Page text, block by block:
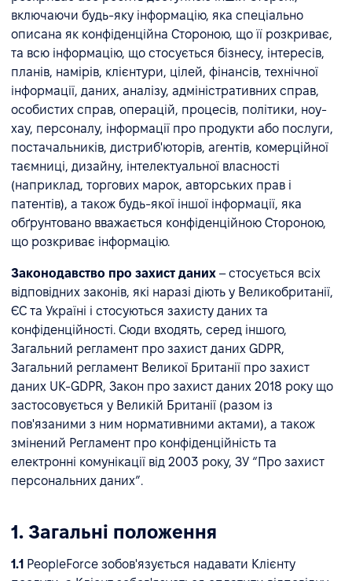
включаючи будь-яку інформацію, яка спеціально
описана як конфіденційна Стороною, що її розкриває,
та всю інформацію, що стосується бізнесу, інтересів,
планів, намірів, клієнтури, цілей, фінансів, технічної
інформації, даних, аналізу, адміністративних справ,
особистих справ, операцій, процесів, політики, ноу-
хау, персоналу, інформації про продукти або послуги,
постачальників, дистриб'юторів, агентів, комерційної
таємниці, дизайну, інтелектуальної власності
(наприклад, торгових марок, авторських прав і
патентів), а також будь-якої іншої інформації, яка
обґрунтовано вважається конфіденційною Стороною,
що розкриває інформацію.
Законодавство про захист даних – стосується всіх
відповідних законів, які наразі діють у Великобританії,
ЄС та Україні і стосуються захисту даних та
конфіденційності. Сюди входять, серед іншого,
Загальний регламент про захист даних GDPR,
Загальний регламент Великої Британії про захист
даних UK-GDPR, Закон про захист даних 2018 року що
застосовується у Великій Британії (разом із
пов'язаними з ним нормативними актами), а також
змінений Регламент про конфіденційність та
електронні комунікації від 2003 року, ЗУ “Про захист
персональних даних”.
1. Загальні положення
1.1 PeopleForce зобов'язується надавати Клієнту